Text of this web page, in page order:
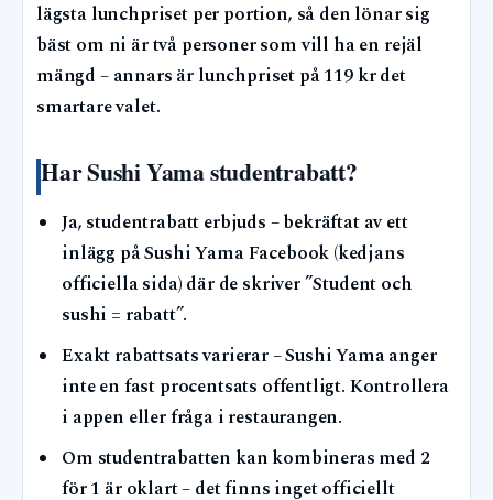
lägsta lunchpriset per portion, så den lönar sig
bäst om ni är två personer som vill ha en rejäl
mängd – annars är lunchpriset på 119 kr det
smartare valet.
Har Sushi Yama studentrabatt?
Ja, studentrabatt erbjuds – bekräftat av ett
inlägg på Sushi Yama Facebook (kedjans
officiella sida) där de skriver ”Student och
sushi = rabatt”.
Exakt rabattsats varierar – Sushi Yama anger
inte en fast procentsats offentligt. Kontrollera
i appen eller fråga i restaurangen.
Om studentrabatten kan kombineras med 2
för 1 är oklart – det finns inget officiellt